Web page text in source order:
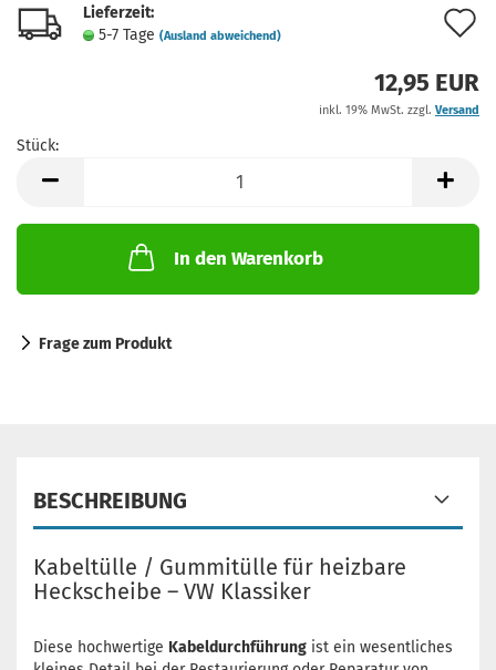
Lieferzeit:
5-7 Tage (Ausland abweichend)
12,95 EUR
inkl. 19% MwSt. zzgl. Versand
Stück:
In den Warenkorb
Frage zum Produkt
BESCHREIBUNG
Kabeltülle / Gummitülle für heizbare
Heckscheibe – VW Klassiker
Diese hochwertige Kabeldurchführung ist ein wesentliches